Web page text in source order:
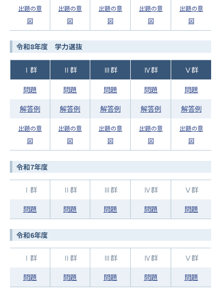
出題の意
図
出題の意
図
出題の意
図
出題の意
図
出題の意
図
令和8年度 学力選抜
Ⅰ群 Ⅱ群 Ⅲ群 Ⅳ群
Ⅴ群
問題
問題 問題 問題
問題
解答例
解答例 解答例 解答例 解答例
出題の意
図
出題の意
図
出題の意
図
出題の意
図
出題の意
図
令和7年度
Ⅰ群 Ⅱ群 Ⅲ群 Ⅳ群
Ⅴ群
問題
問題 問題 問題 問題
令和6年度
Ⅰ群 Ⅱ群 Ⅲ群 Ⅳ群
Ⅴ群
問題
問題 問題 問題 問題